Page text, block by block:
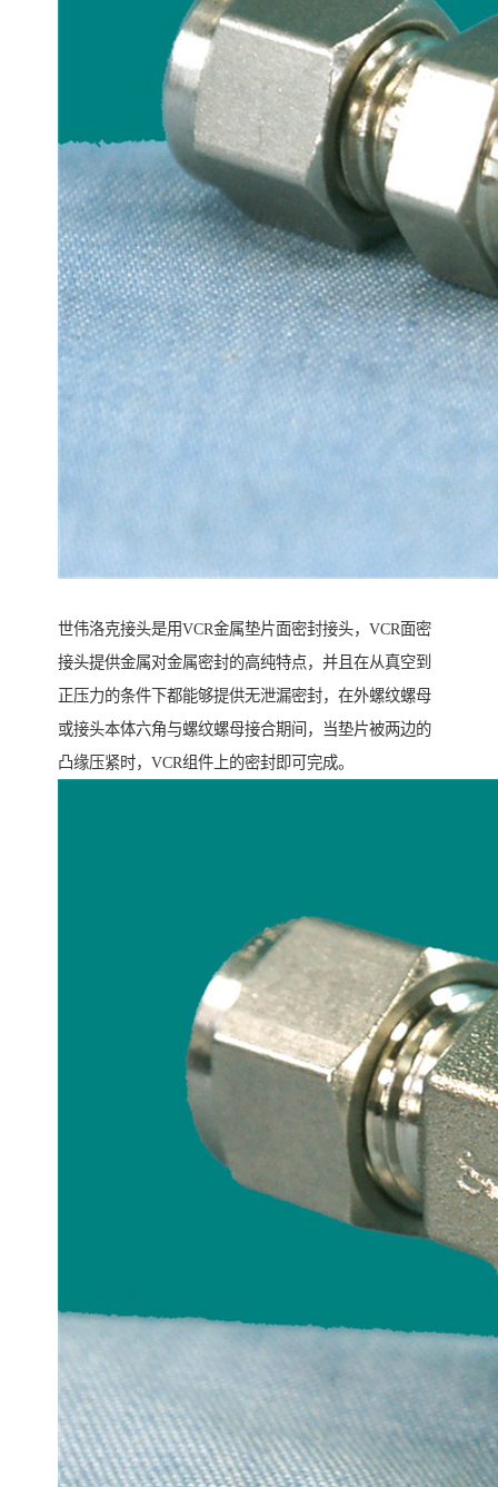
世伟洛克接头是用VCR金属垫片面密封接头，VCR面密
接头提供金属对金属密封的高纯特点，并且在从真空到
正压力的条件下都能够提供无泄漏密封，在外螺纹螺母
或接头本体六角与螺纹螺母接合期间，当垫片被两边的
凸缘压紧时，VCR组件上的密封即可完成。